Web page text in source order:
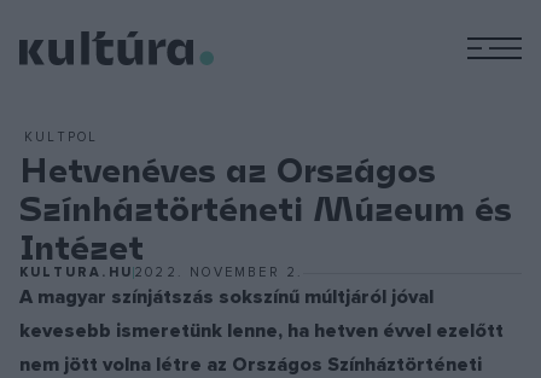
KULTPOL
Hetvenéves az Országos
Színháztörténeti Múzeum és
Intézet
KULTURA.HU 2022. NOVEMBER 2.
A magyar színjátszás sokszínű múltjáról jóval
kevesebb ismeretünk lenne, ha hetven évvel ezelőtt
nem jött volna létre az Országos Színháztörténeti